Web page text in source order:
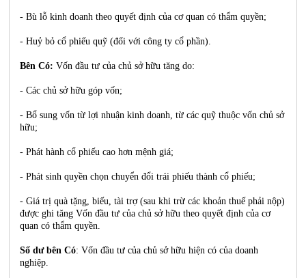
- Bù lỗ kinh doanh theo quyết định của cơ quan có thẩm quyền;
- Huỷ bỏ cổ phiếu quỹ (đối với công ty cổ phần).
Bên Có: Vốn đầu tư của chủ sở hữu tăng do:
- Các chủ sở hữu góp vốn;
- Bổ sung vốn từ lợi nhuận kinh doanh, từ các quỹ thuộc vốn chủ sở
hữu;
- Phát hành cổ phiếu cao hơn mệnh giá;
- Phát sinh quyền chọn chuyển đổi trái phiếu thành cổ phiếu;
- Giá trị quà tặng, biếu, tài trợ (sau khi trừ các khoản thuế phải nộp)
được ghi tăng Vốn đầu tư của chủ sở hữu theo quyết định của cơ
quan có thẩm quyền.
Số dư bên Có: Vốn đầu tư của chủ sở hữu hiện có của doanh
nghiệp.